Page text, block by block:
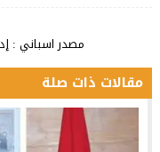
مصدر اسباني :
مقالات ذات صلة